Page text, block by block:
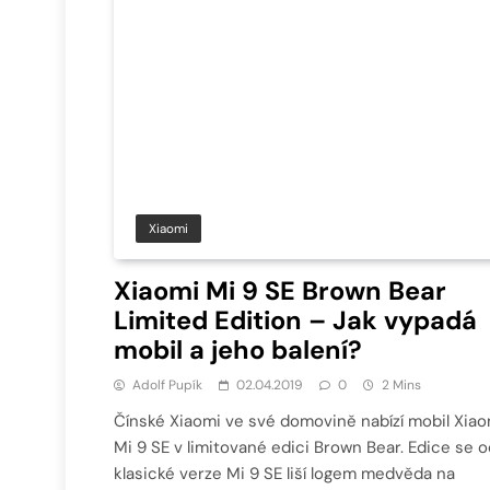
Xiaomi
Xiaomi Mi 9 SE Brown Bear
Limited Edition – Jak vypadá
mobil a jeho balení?
Adolf Pupík 02.04.2019 0 2 Mins
Čínské Xiaomi ve své domovině nabízí mobil
Mi 9 SE v limitované edici Brown Bear. Edice se
klasické verze Mi 9 SE liší logem medvěda na